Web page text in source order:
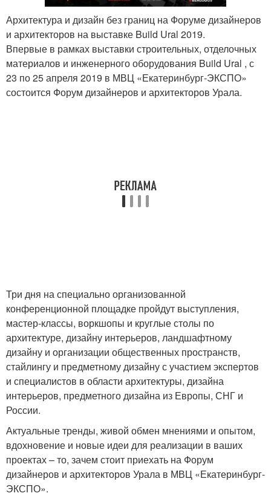
Архитектура и дизайн без границ на Форуме дизайнеров
и архитекторов на выставке Build Ural 2019.
Впервые в рамках выставки строительных, отделочных
материалов и инженерного оборудования Build Ural , с
23 по 25 апреля 2019 в МВЦ «Екатеринбург-ЭКСПО»
состоится Форум дизайнеров и архитекторов Урала.
Три дня на специально организованной
конференционной площадке пройдут выступления,
мастер-классы, воркшопы и круглые столы по
архитектуре, дизайну интерьеров, ландшафтному
дизайну и организации общественных пространств,
стайлингу и предметному дизайну с участием экспертов
и специалистов в области архитектуры, дизайна
интерьеров, предметного дизайна из Европы, СНГ и
России.
Актуальные тренды, живой обмен мнениями и опытом,
вдохновение и новые идеи для реализации в ваших
проектах – то, зачем стоит приехать на Форум
дизайнеров и архитекторов Урала в МВЦ «Екатеринбург-
ЭКСПО».